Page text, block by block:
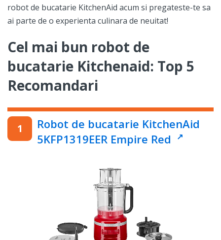
robot de bucatarie KitchenAid acum si pregateste-te sa
ai parte de o experienta culinara de neuitat!
Cel mai bun robot de
bucatarie Kitchenaid: Top 5
Recomandari
Robot de bucatarie KitchenAid
5KFP1319EER Empire Red